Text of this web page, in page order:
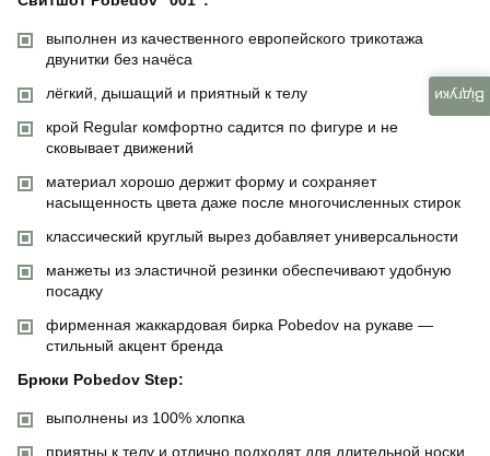
выполнен из качественного европейского трикотажа
двунитки без начёса
лёгкий, дышащий и приятный к телу
крой Regular комфортно садится по фигуре и не
сковывает движений
материал хорошо держит форму и сохраняет
насыщенность цвета даже после многочисленных стирок
классический круглый вырез добавляет универсальности
манжеты из эластичной резинки обеспечивают удобную
посадку
фирменная жаккардовая бирка Pobedov на рукаве —
стильный акцент бренда
Брюки Pobedov Step:
выполнены из 100% хлопка
приятны к телу и отлично подходят для длительной носки
Відгуки